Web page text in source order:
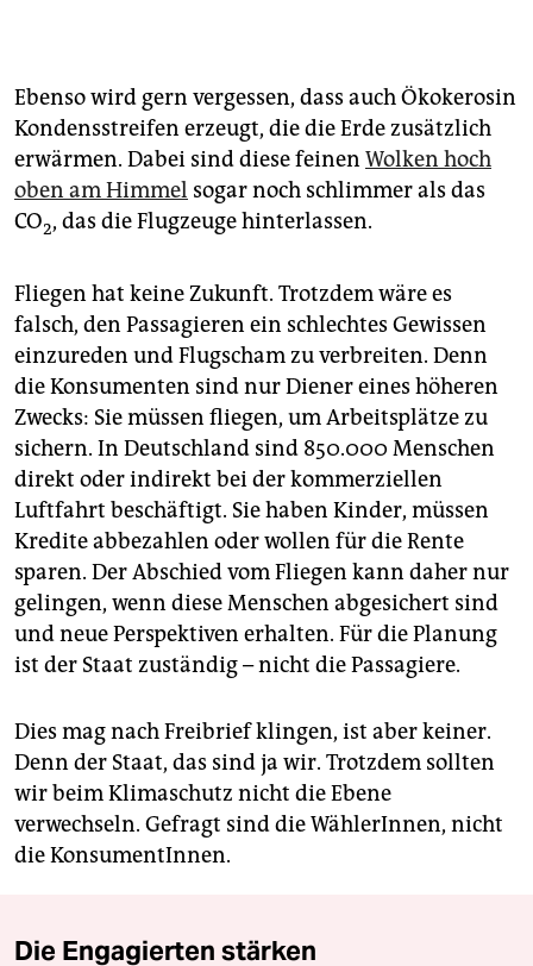
Ebenso wird gern vergessen, dass auch Ökokerosin
Kondensstreifen erzeugt, die die Erde zusätzlich
erwärmen. Dabei sind diese feinen Wolken hoch
oben am Himmel sogar noch schlimmer als das
CO2, das die Flugzeuge hinterlassen.
Fliegen hat keine Zukunft. Trotzdem wäre es
falsch, den Passagieren ein schlechtes Gewissen
einzureden und Flugscham zu verbreiten. Denn
die Konsumenten sind nur Diener eines höheren
Zwecks: Sie müssen fliegen, um Arbeitsplätze zu
sichern. In Deutschland sind 850.000 Menschen
direkt oder indirekt bei der kommerziellen
Luftfahrt beschäftigt. Sie haben Kinder, müssen
Kredite abbezahlen oder wollen für die Rente
sparen. Der Abschied vom Fliegen kann daher nur
gelingen, wenn diese Menschen abgesichert sind
und neue Perspektiven erhalten. Für die Planung
ist der Staat zuständig – nicht die Passagiere.
Dies mag nach Freibrief klingen, ist aber keiner.
Denn der Staat, das sind ja wir. Trotzdem sollten
wir beim Klimaschutz nicht die Ebene
verwechseln. Gefragt sind die WählerInnen, nicht
die KonsumentInnen.
Die Engagierten stärken